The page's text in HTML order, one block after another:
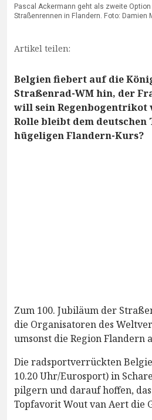
Pascal Ackermann geht als zweite
Straßenrennen in Flandern. Foto: Damien
Artikel teilen:
Belgien fiebert auf die
Straßenrad-WM hin, der
will sein Regenbogentrikot
Rolle bleibt dem deutschen
hügeligen Flandern-Kurs?
Zum 100. Jubiläum der
die Organisatoren des
umsonst die Region Flandern
Die radsportverrückten
10.20 Uhr/Eurosport) in
pilgern und darauf hoffen,
Topfavorit Wout van Aert die